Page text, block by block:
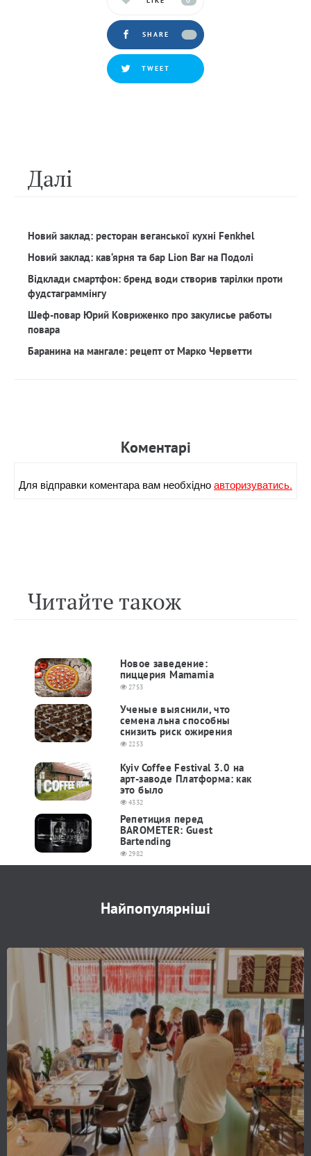
SHARE
TWEET
Далi
Новий заклад: ресторан веганської кухні Fenkhel
Новий заклад: кав‘ярня та бар Lion Bar на Подолі
Відклади смартфон: бренд води створив тарілки проти
фудстаграммінгу
Шеф-повар Юрий Ковриженко про закулисье работы
повара
Баранина на мангале: рецепт от Марко Черветти
Коментарi
Для вiдправки коментара вам необхiдноавторизуватись.
Читайте також
Новое заведение:
пиццерия Mamamia
2753
Ученые выяснили, что
семена льна способны
снизить риск ожирения
2253
Kyiv Coffee Festival 3.0 на
арт-заводе Платформа: как
это было
4332
Репетиция перед
BAROMETER: Guest
Bartending
2982
Найпопулярніші